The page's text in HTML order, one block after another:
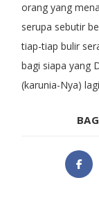
orang yang
serupa sebutir
tiap-tiap bulir
bagi siapa yang
(karunia-Nya)